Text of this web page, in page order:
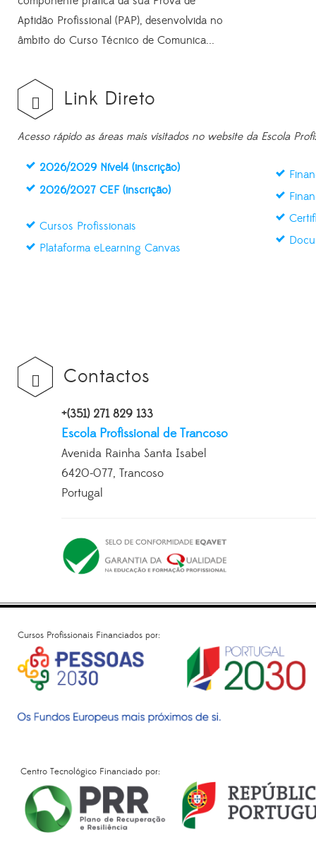
Aptidão Profissional (PAP), desenvolvida no
âmbito do Curso Técnico de Comunica...
Link Direto
Acesso rápido as áreas mais visitados no website da Escola
2026/2029 Nível4 (inscrição)
2026/2027 CEF (inscrição)
Cursos Profissionais
Plataforma eLearning Canvas
Contactos
+(351) 271 829 133
Escola Profissional de Trancoso
Avenida Rainha Santa Isabel
6420-077, Trancoso
Portugal
Cursos Profissionais Financiados por:
Centro Tecnológico Financiado por: